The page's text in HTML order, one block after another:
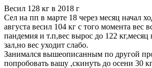
Весил 128 кг в 2018 г
Сел на пп в марте 18 через месяц начал
августа весил 104 кг с того момента вес
пандемия и т.п,вес вырос до 122 кг,месяц
зал,но вес уходит слабо.
Занимался вышеописанным по другой
попробовать вашу ,скинуть до осени 30